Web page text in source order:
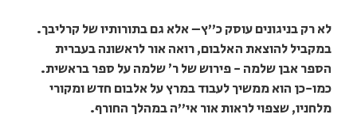
לא רק בניגונים עוסק כ"ץ– אלא גם בתורותיו של קרליבך.
במקביל להוצאת האלבום, רואה אור לראשונה בעברית
הספר אבן שלמה - פירוש של ר׳ שלמה על ספר בראשית.
כמו-כן הוא ממשיך לעבוד במרץ על אלבום חדש ומקורי
מלחניו, שצפוי לראות אור אי"ה במהלך החורף.